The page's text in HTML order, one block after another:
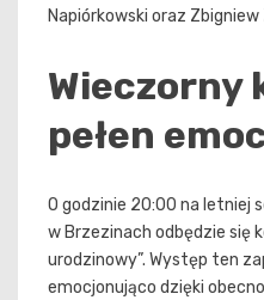
Napiórkowski oraz
Wieczorny
pełen
O godzinie 20:00 na letniej
w Brzezinach odbędzie się
urodzinowy”. Występ ten
emocjonująco dzięki